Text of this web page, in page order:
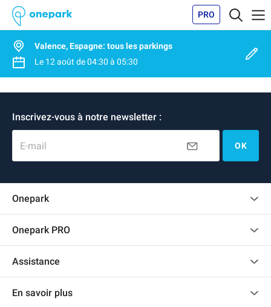
PRO
Valence, Espagne: tous les parkings
Le 12 août de04:30 à 05:30
Inscrivez-vous à notre newsletter :
E-mail OK
Onepark
Recrutement
Onepark PRO
Accéder à mon espace partenaire
Assistance
Centre d'aide
En savoir plus